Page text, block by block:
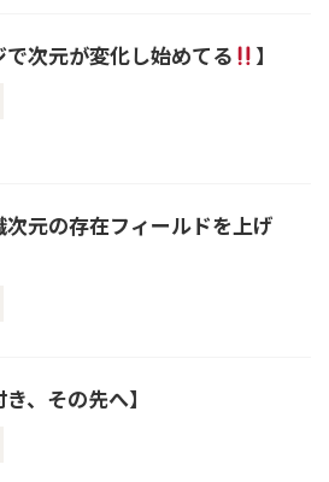
で次元が変化し始めてる 】
次元の存在フィールドを上げ
き、その先へ】